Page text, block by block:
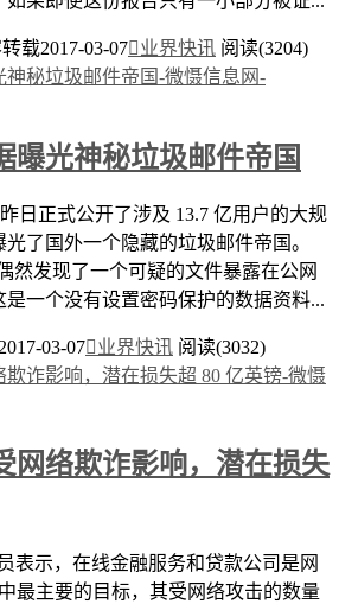
载2017-03-07业界快讯 阅读(3204)
曝光神秘垃圾邮件帝国
日正式公开了涉及 13.7 亿用户的大规
了国外一个隐藏的垃圾邮件帝国。
然发现了一个可疑的文件暴露在公网
一个没有设置密码保护的数据资料...
03-07业界快讯 阅读(3032)
网络欺诈影响，潜在损失
表示，在线金融服务和贷款公司是网
最主要的目标，其受网络攻击的数量